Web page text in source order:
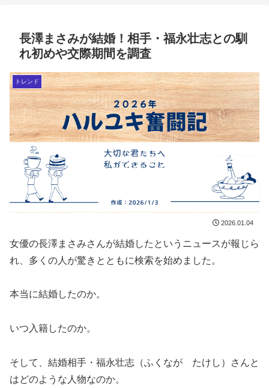
長澤まさみが結婚！相手・福永壮志との馴
れ初めや交際期間を調査
トレンド
2026.01.04
女優の長澤まさみさんが結婚したというニュースが報じら
れ、多くの人が驚きとともに検索を始めました。
本当に結婚したのか。
いつ入籍したのか。
そして、結婚相手・福永壮志（ふくなが たけし）さんと
はどのような人物なのか。